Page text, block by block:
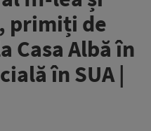
primiți de
Casa Albă în
în SUA |